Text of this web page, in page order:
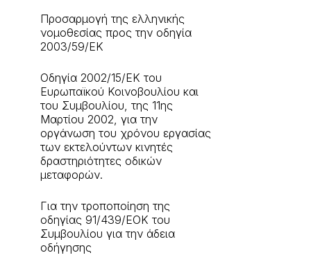
Προσαρμογή της ελληνικής
νομοθεσίας προς την οδηγία
2003/59/ΕΚ
Οδηγία 2002/15/ΕΚ του
Ευρωπαϊκού Κοινοβουλίου και
του Συμβουλίου, της 11ης
Μαρτίου 2002, για την
οργάνωση του χρόνου εργασίας
των εκτελούντων κινητές
δραστηριότητες οδικών
μεταφορών.
Για την τροποποίηση της
οδηγίας 91/439/ΕΟΚ του
Συμβουλίου για την άδεια
οδήγησης